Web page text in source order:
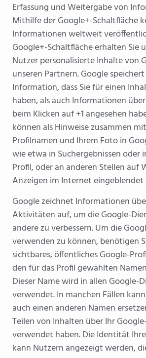
Erfassung und Weitergabe von
Mithilfe der Google+-Schaltfläche
Informationen weltweit
Google+-Schaltfläche erhalten Sie
Nutzer personalisierte Inhalte von
unseren Partnern. Google
Information, dass Sie für einen
haben, als auch Informationen
beim Klicken auf +1 angesehen
können als Hinweise zusammen
Profilnamen und Ihrem Foto in
wie etwa in Suchergebnissen oder
Profil, oder an anderen Stellen auf
Anzeigen im Internet eingeblendet
Google zeichnet Informationen
Aktivitäten auf, um die Google-
andere zu verbessern. Um die
verwenden zu können, benötigen
sichtbares, öffentliches Google-
den für das Profil gewählten
Dieser Name wird in allen Google-
verwendet. In manchen Fällen
auch einen anderen Namen
Teilen von Inhalten über Ihr
verwendet haben. Die Identität
kann Nutzern angezeigt werden,